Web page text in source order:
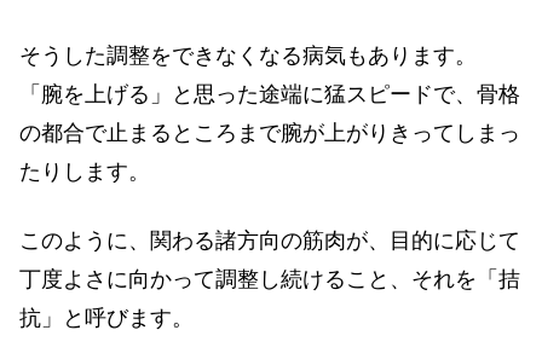
そうした調整をできなくなる病気もあります。
「腕を上げる」と思った途端に猛スピードで、骨格
の都合で止まるところまで腕が上がりきってしまっ
たりします。
このように、関わる諸方向の筋肉が、目的に応じて
丁度よさに向かって調整し続けること、それを「拮
抗」と呼びます。